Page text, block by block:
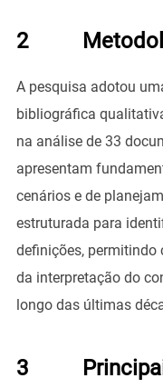
2
A pesquisa adotou
bibliográfica
na análise de 33
apresentam
cenários e de
estruturada para
definições, permitindo
da interpretação do
longo das últimas
3 Principais